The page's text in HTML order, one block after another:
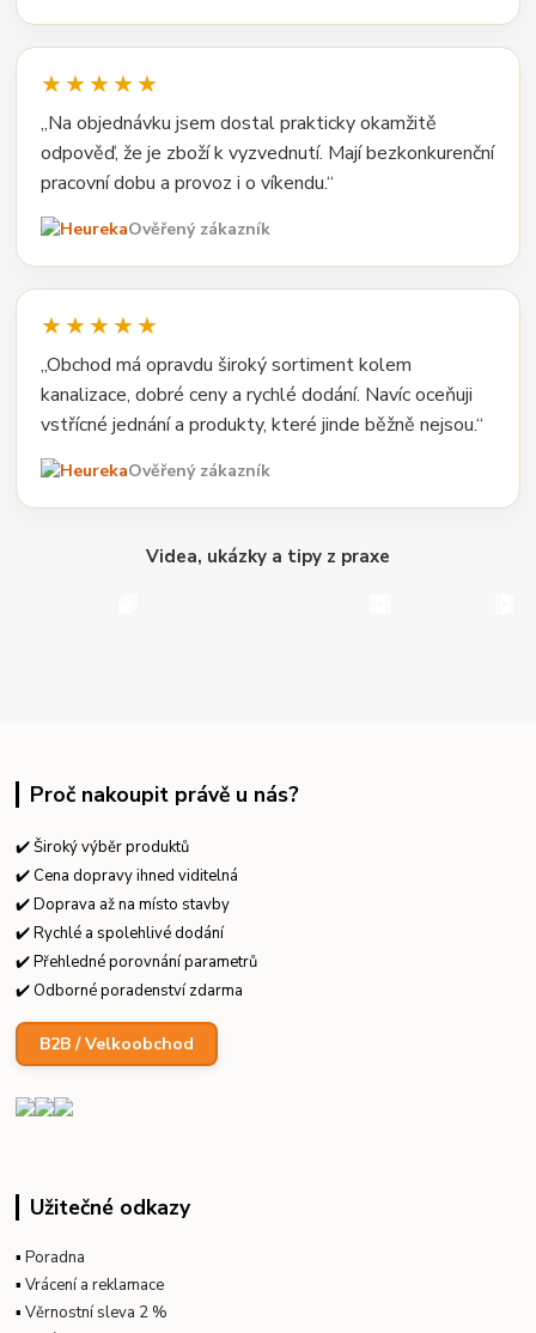
★★★★★
„Na objednávku jsem dostal prakticky okamžitě
odpověď, že je zboží k vyzvednutí. Mají bezkonkurenční
pracovní dobu a provoz i o víkendu.“
Ověřený zákazník
★★★★★
„Obchod má opravdu široký sortiment kolem
kanalizace, dobré ceny a rychlé dodání. Navíc oceňuji
vstřícné jednání a produkty, které jinde běžně nejsou.“
Ověřený zákazník
Videa, ukázky a tipy z praxe
Proč nakoupit právě u nás?
✔️ Široký výběr produktů
✔️ Cena dopravy ihned viditelná
✔️ Doprava až na místo stavby
✔️ Rychlé a spolehlivé dodání
✔️ Přehledné porovnání parametrů
✔️ Odborné poradenství zdarma
B2B / Velkoobchod
Užitečné odkazy
▪Poradna
▪Vrácení a reklamace
▪Věrnostní sleva 2 %